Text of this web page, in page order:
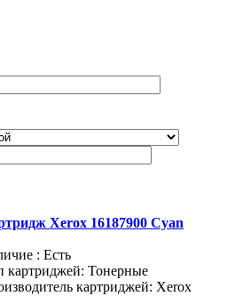
Xerox 16187900 Cyan
: Есть
картриджей: Тонерные
картриджей: Xerox